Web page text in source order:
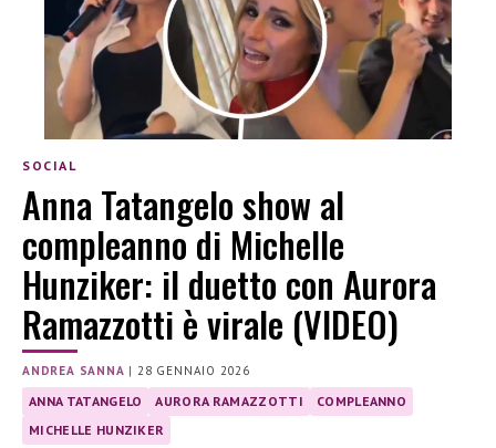
SOCIAL
Anna Tatangelo show al
compleanno di Michelle
Hunziker: il duetto con Aurora
Ramazzotti è virale (VIDEO)
ANDREA SANNA | 28 GENNAIO 2026
ANNA TATANGELO AURORA RAMAZZOTTI
COMPLEANNO
MICHELLE HUNZIKER